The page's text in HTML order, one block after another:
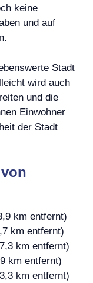
keine
und auf
Stadt
wird auch
und die
Einwohner
der Stadt
km entfernt)
km entfernt)
km entfernt)
km entfernt)
km entfernt)